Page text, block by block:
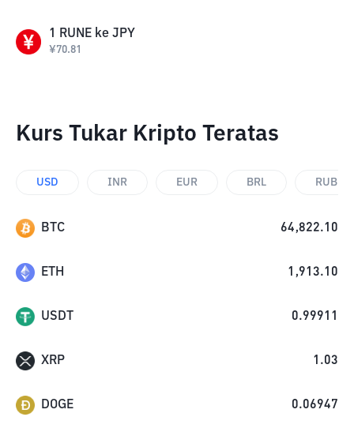
1 RUNE ke JPY
¥70.81
Kurs Tukar Kripto Teratas
USD INR EUR BRL RUB
BTC 64,822.10
ETH 1,913.10
USDT 0.99911
XRP 1.03
DOGE 0.06947